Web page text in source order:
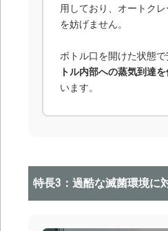
用しており、オートク
を妨げません。
ボトル口を開けた状態で
トル内部への蒸気到達
います。
特長3：過酷な滅菌環境に